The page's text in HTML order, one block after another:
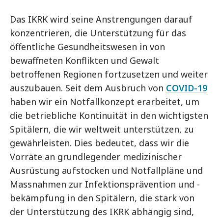
Das IKRK wird seine Anstrengungen darauf
konzentrieren, die Unterstützung für das
öffentliche Gesundheitswesen in von
bewaffneten Konflikten und Gewalt
betroffenen Regionen fortzusetzen und weiter
auszubauen. Seit dem Ausbruch von COVID-19
haben wir ein Notfallkonzept erarbeitet, um
die betriebliche Kontinuität in den wichtigsten
Spitälern, die wir weltweit unterstützen, zu
gewährleisten. Dies bedeutet, dass wir die
Vorräte an grundlegender medizinischer
Ausrüstung aufstocken und Notfallpläne und
Massnahmen zur Infektionsprävention und -
bekämpfung in den Spitälern, die stark von
der Unterstützung des IKRK abhängig sind,